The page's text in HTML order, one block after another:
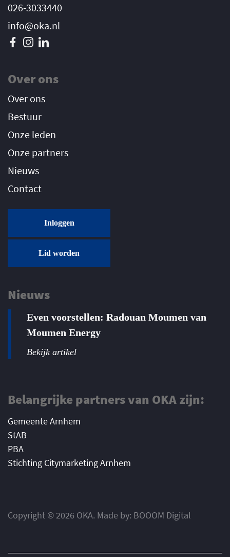
026-3033440
info@oka.nl
Over ons
Over ons
Bestuur
Onze leden
Onze partners
Nieuws
Contact
Inloggen
Lid worden
Nieuws
Even voorstellen: Radouan Moumen van
Moumen Energy
Bekijk artikel
Belangrijke partners van OKA zijn:
Gemeente Arnhem
StAB
PBA
Stichting Citymarketing Arnhem
Copyright © 2026 OKA. Made by: BOOOM Digital